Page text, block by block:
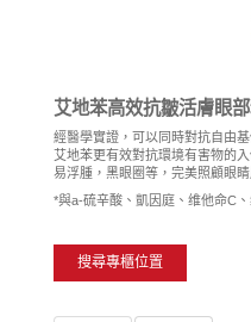
艾地苯高效抗皺活膚眼
經醫學實證，可以同時對抗自由
艾地苯更有效對抗環境有害物的
易浮腫，黑眼圈等，完美照顧
*與a-硫辛酸、凱因庭、维他命C
搜尋專櫃位置